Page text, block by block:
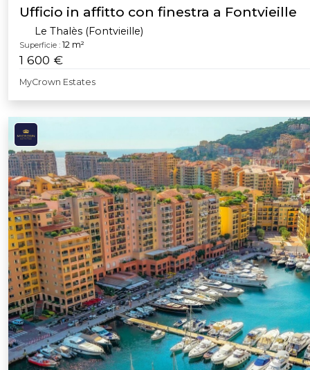
Ufficio in affitto con finestra a Fontvieille
Le Thalès (Fontvieille)
Superficie : 12 m²
1 600 €
MyCrown Estates